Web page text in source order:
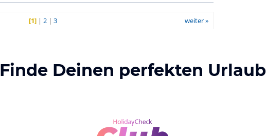
[1]| 2| 3 weiter »
Finde Deinen perfekten Urlaub